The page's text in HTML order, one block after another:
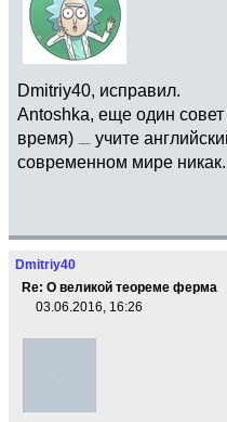
Dmitriy40, исправил.
Antoshka, еще один
время)
учите
современном мире никак.
Dmitriy40
Re: О великой теореме ферма
03.06.2016, 16:26